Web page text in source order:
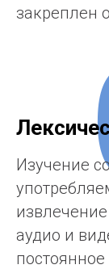
ситуаций
Изучение
извлечение